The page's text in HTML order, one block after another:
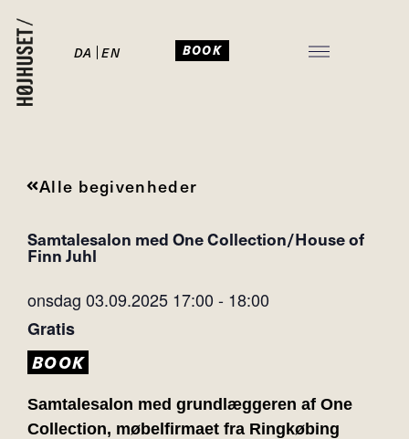
DA EN BOOK
Alle begivenheder
Samtalesalon med One Collection/House of
Finn Juhl
onsdag 03.09.2025 17:00 - 18:00
Gratis
BOOK
Samtalesalon med grundlæggeren af One
Collection, møbelfirmaet fra Ringkøbing